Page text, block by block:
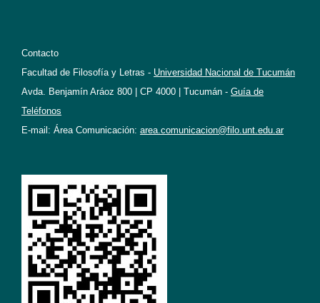
Contacto
Facultad de Filosofía y Letras - Universidad Nacional de Tucumán
Avda. Benjamín Aráoz 800 | CP 4000 | Tucumán - Guía de
Teléfonos
E-mail: Área Comunicación: area.comunicacion@filo.unt.edu.ar